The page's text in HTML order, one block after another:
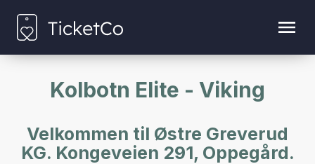
Kolbotn Elite - Viking
Velkommen til Østre Greverud
KG. Kongeveien 291, Oppegård.